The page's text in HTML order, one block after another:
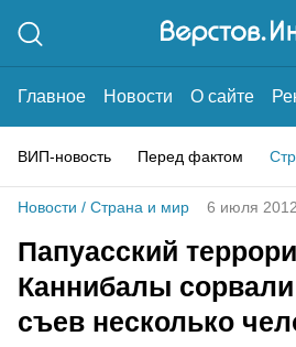
Главное Новости О сайте
ВИП-новость Перед фактом
Новости / Страна и мир 6 июля 2012
Папуасский
Каннибалы
съев несколько